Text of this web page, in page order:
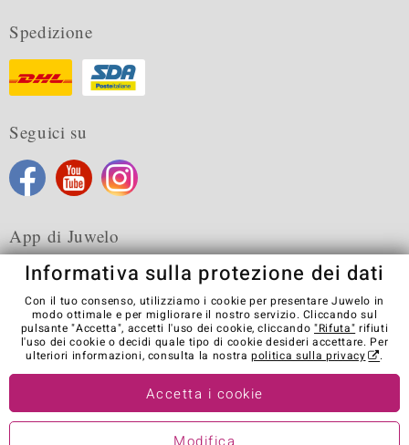
Spedizione
Seguici su
App di Juwelo
Condizioni generali di vendita Informativa Privacy
Cookies
Note legali
Contatti
Recedere dal contratto
Visit our stores in other countries:
Informativa sulla protezione dei dati
Con il tuo consenso, utilizziamo i cookie per presentare Juwelo in
modo ottimale e per migliorare il nostro servizio. Cliccando sul
pulsante "Accetta", accetti l'uso dei cookie, cliccando "Rifuta" rifiuti
l'uso dei cookie o decidi quale tipo di cookie desideri accettare. Per
ulteriori informazioni, consulta la nostrapolitica sulla privacy .
Accetta i cookie